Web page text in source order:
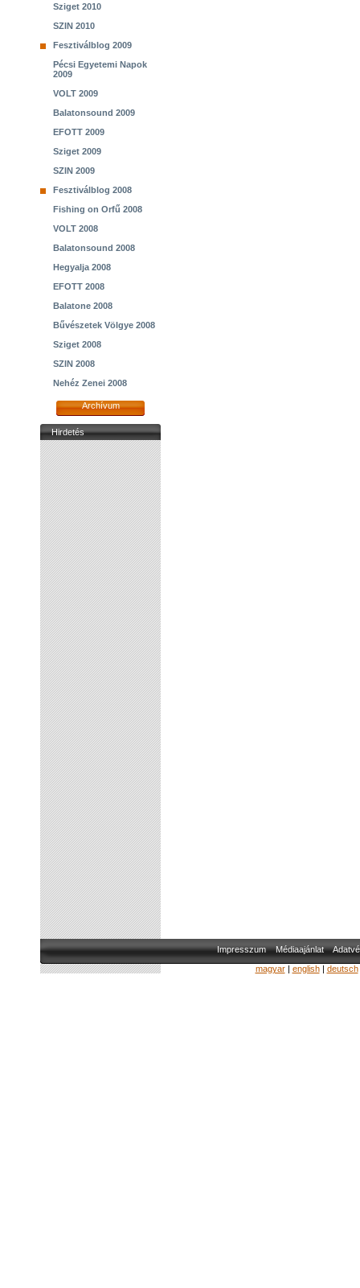
Sziget 2010
SZIN 2010
Fesztiválblog 2009
Pécsi Egyetemi Napok
2009
VOLT 2009
Balatonsound 2009
EFOTT 2009
Sziget 2009
SZIN 2009
Fesztiválblog 2008
Fishing on Orfű 2008
VOLT 2008
Balatonsound 2008
Hegyalja 2008
EFOTT 2008
Balatone 2008
Bűvészetek Völgye 2008
Sziget 2008
SZIN 2008
Nehéz Zenei 2008
Archívum
Hirdetés
Impresszum Médiaajánlat
magyar| english| deutsch